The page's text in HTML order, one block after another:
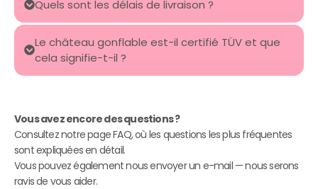
Quels sont les délais de livraison ?
Le château gonflable est-il certifié TÜV et que
cela signifie-t-il ?
Vous avez encore des questions ?
Consultez notre page FAQ, où les questions les plus fréquentes
sont expliquées en détail.
Vous pouvez également nous envoyer un e-mail — nous serons
ravis de vous aider.